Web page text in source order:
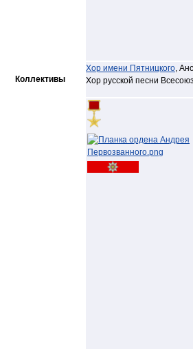
Коллективы
Хор имени Пятницкого,
Хор русской песни